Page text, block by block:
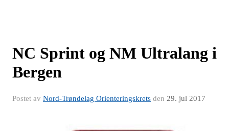
NC Sprint og NM Ultralang i
Bergen
Postet av Nord-Trøndelag Orienteringskrets den 29. jul 2017